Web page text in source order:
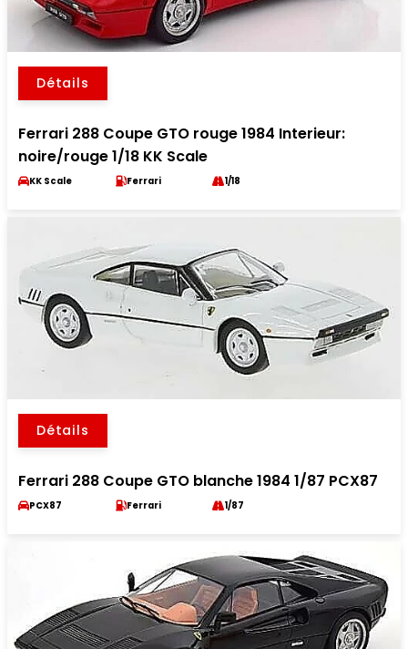
Détails
Ferrari 288 Coupe GTO rouge 1984 Interieur:
noire/rouge 1/18 KK Scale
KK Scale Ferrari 1/18
Détails
Ferrari 288 Coupe GTO blanche 1984 1/87 PCX87
PCX87 Ferrari 1/87